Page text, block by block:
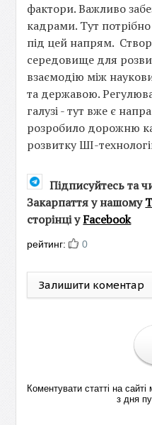
фактори. Важливо
кадрами. Тут
під цей напрям.
середовище для
взаємодію між
та державою.
галузі - тут вже є
розробило дорожню
розвитку ШІ-
Підписуйтесь та
Закарпаття у нашому
сторінці уFacebook
рейтинг: 0
Залишити коментар
Коментувати статті на
з дня